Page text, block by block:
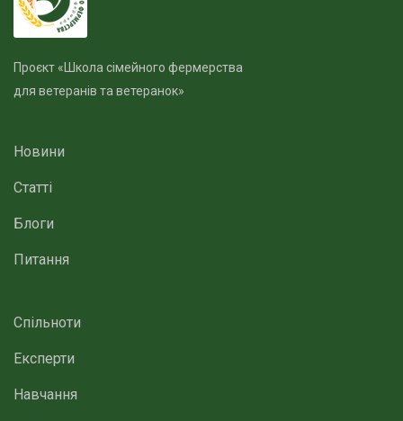
Проєкт «Школа сімейного фермерства
для ветеранів та ветеранок»
Новини
Статті
Блоги
Питання
Спільноти
Експерти
Навчання